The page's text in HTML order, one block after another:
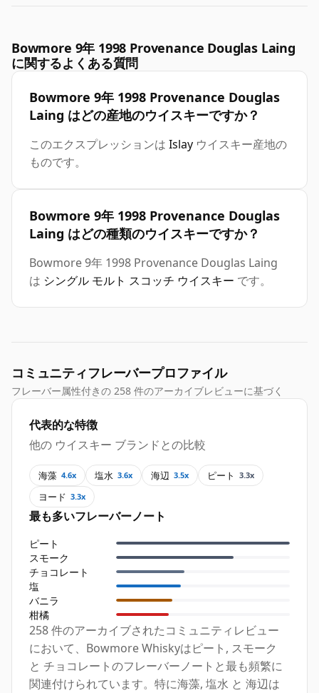
Bowmore 9年 1998 Provenance Douglas Laing
に関するよくある質問
Bowmore 9年 1998 Provenance Douglas
Laing はどの産地のウイスキーですか？
このエクスプレッションは Islay ウイスキー産地の
ものです。
Bowmore 9年 1998 Provenance Douglas
Laing はどの種類のウイスキーですか？
Bowmore 9年 1998 Provenance Douglas Laing
は シングル モルト スコッチ ウイスキー です。
コミュニティフレーバープロファイル
フレーバー属性付きの 258 件のアーカイブレビューに基づく
代表的な特徴
他の ウイスキー ブランドとの比較
海藻 4.6x 塩水 3.6x 海辺 3.5x ピート 3.3x
ヨード 3.3x
最も多いフレーバーノート
ピート
スモーク
チョコレート
塩
バニラ
柑橘
258 件のアーカイブされたコミュニティレビュー
において、Bowmore Whiskyはピート, スモーク
と チョコレートのフレーバーノートと最も頻繁に
関連付けられています。特に海藻, 塩水 と 海辺は